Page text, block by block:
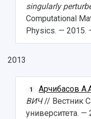
singularly
Computational
Physics. — 2015.
2013
1 Арчибасов
ВИЧ// Вестник
университета.